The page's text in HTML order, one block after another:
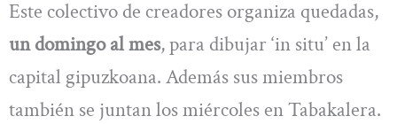
Este colectivo de creadores organiza quedadas,
un domingo al mes, para dibujar ‘in situ’ en la
capital gipuzkoana. Además sus miembros
también se juntan los miércoles en Tabakalera.